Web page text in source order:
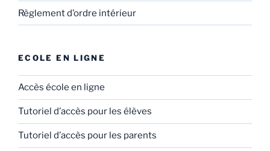
Règlement d’ordre intérieur
ECOLE EN LIGNE
Accès école en ligne
Tutoriel d’accès pour les élèves
Tutoriel d’accès pour les parents